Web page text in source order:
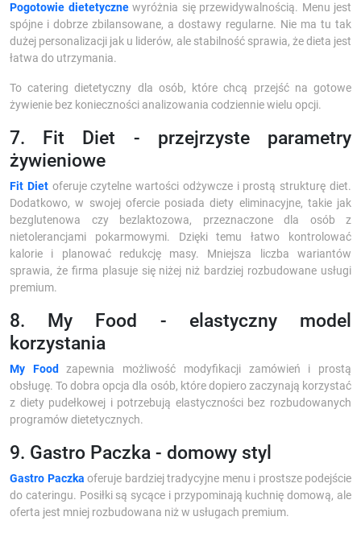
Pogotowie dietetycznewyróżnia się przewidywalnością. Menu jest
spójne i dobrze zbilansowane, a dostawy regularne. Nie ma tu tak
dużej personalizacji jak u liderów, ale stabilność sprawia, że dieta jest
łatwa do utrzymania.
To catering dietetyczny dla osób, które chcą przejść na gotowe
żywienie bez konieczności analizowania codziennie wielu opcji.
7. Fit Diet - przejrzyste parametry
żywieniowe
Fit Dietoferuje czytelne wartości odżywcze i prostą strukturę diet.
Dodatkowo, w swojej ofercie posiada diety eliminacyjne, takie jak
bezglutenowa czy bezlaktozowa, przeznaczone dla osób z
nietolerancjami pokarmowymi. Dzięki temu łatwo kontrolować
kalorie i planować redukcję masy. Mniejsza liczba wariantów
sprawia, że firma plasuje się niżej niż bardziej rozbudowane usługi
premium.
8. My Food - elastyczny model
korzystania
My Food
zapewnia możliwość modyfikacji zamówień i prostą
obsługę. To dobra opcja dla osób, które dopiero zaczynają korzystać
z diety pudełkowej i potrzebują elastyczności bez rozbudowanych
programów dietetycznych.
9. Gastro Paczka - domowy styl
Gastro Paczka oferuje bardziej tradycyjne menu i prostsze podejście
do cateringu. Posiłki są sycące i przypominają kuchnię domową, ale
oferta jest mniej rozbudowana niż w usługach premium.